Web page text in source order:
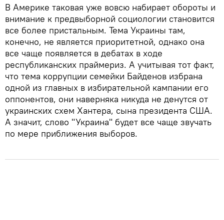
В Америке таковая уже вовсю набирает обороты и
внимание к предвыборной социологии становится
все более пристальным. Тема Украины там,
конечно, не является приоритетной, однако она
все чаще появляется в дебатах в ходе
республиканских праймериз. А учитывая тот факт,
что тема коррупции семейки Байденов избрана
одной из главных в избирательной кампании его
оппонентов, они наверняка никуда не денутся от
украинских схем Хантера, сына президента США.
А значит, слово "Украина" будет все чаще звучать
по мере приближения выборов.